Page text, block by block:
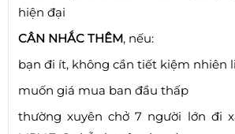
hiện đại
CÂN NHẮC THÊM, nếu:
bạn đi ít, không cần tiết kiệm nhiên
muốn giá mua ban đầu thấp
thường xuyên chở 7 người lớn đi